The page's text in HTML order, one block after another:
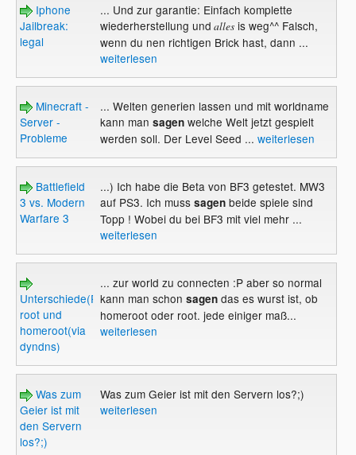
Iphone
Jailbreak:
legal
... Und zur garantie: Einfach komplette
wiederherstellung und allesis weg^^ Falsch,
wenn du nen richtigen Brick hast, dann ...
weiterlesen
Minecraft -
Server -
Probleme
... Welten generien lassen und mit worldname
kann man sagenwelche Welt jetzt gespielt
werden soll. Der Level Seed ... weiterlesen
Battlefield
3 vs. Modern
Warfare 3
...) Ich habe die Beta von BF3 getestet. MW3
auf PS3. Ich musssagenbeide spiele sind
Topp ! Wobei du bei BF3 mit viel mehr ...
weiterlesen
Unterschiede(Probleme)
root und
homeroot(via
dyndns)
... zur world zu connecten :P aber so normal
kann man schon sagendas es wurst ist, ob
homeroot oder root. jede einiger maß...
weiterlesen
Was zum
Geier ist mit
den Servern
los?;)
Was zum Geier ist mit den Servern los?;)
weiterlesen